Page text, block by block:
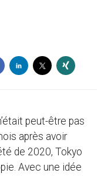
peut-être pas
après avoir
de 2020, Tokyo
Avec une idée